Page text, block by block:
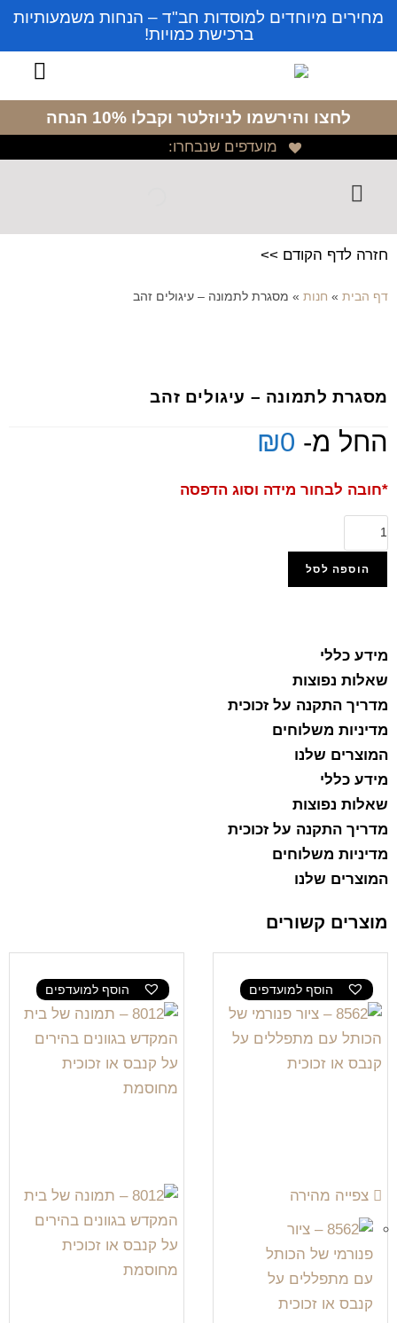
מחירים מיוחדים למוסדות חב"ד – הנחות משמעותיות
ברכישת כמויות!
לחצו והירשמו לניוזלטר וקבלו 10% הנחה
מועדפים שנבחרו:
חזרה לדף הקודם >>
דף הבית » חנות » מסגרת לתמונה – עיגולים זהב
מסגרת לתמונה – עיגולים זהב
החל מ- ₪0
*חובה לבחור מידה וסוג הדפסה
הוספה לסל
מידע כללי
שאלות נפוצות
מדריך התקנה על זכוכית
מדיניות משלוחים
המוצרים שלנו
מידע כללי
שאלות נפוצות
מדריך התקנה על זכוכית
מדיניות משלוחים
המוצרים שלנו
מוצרים קשורים
הוסף למועדפים
צפייה מהירה
הוסף למועדפים